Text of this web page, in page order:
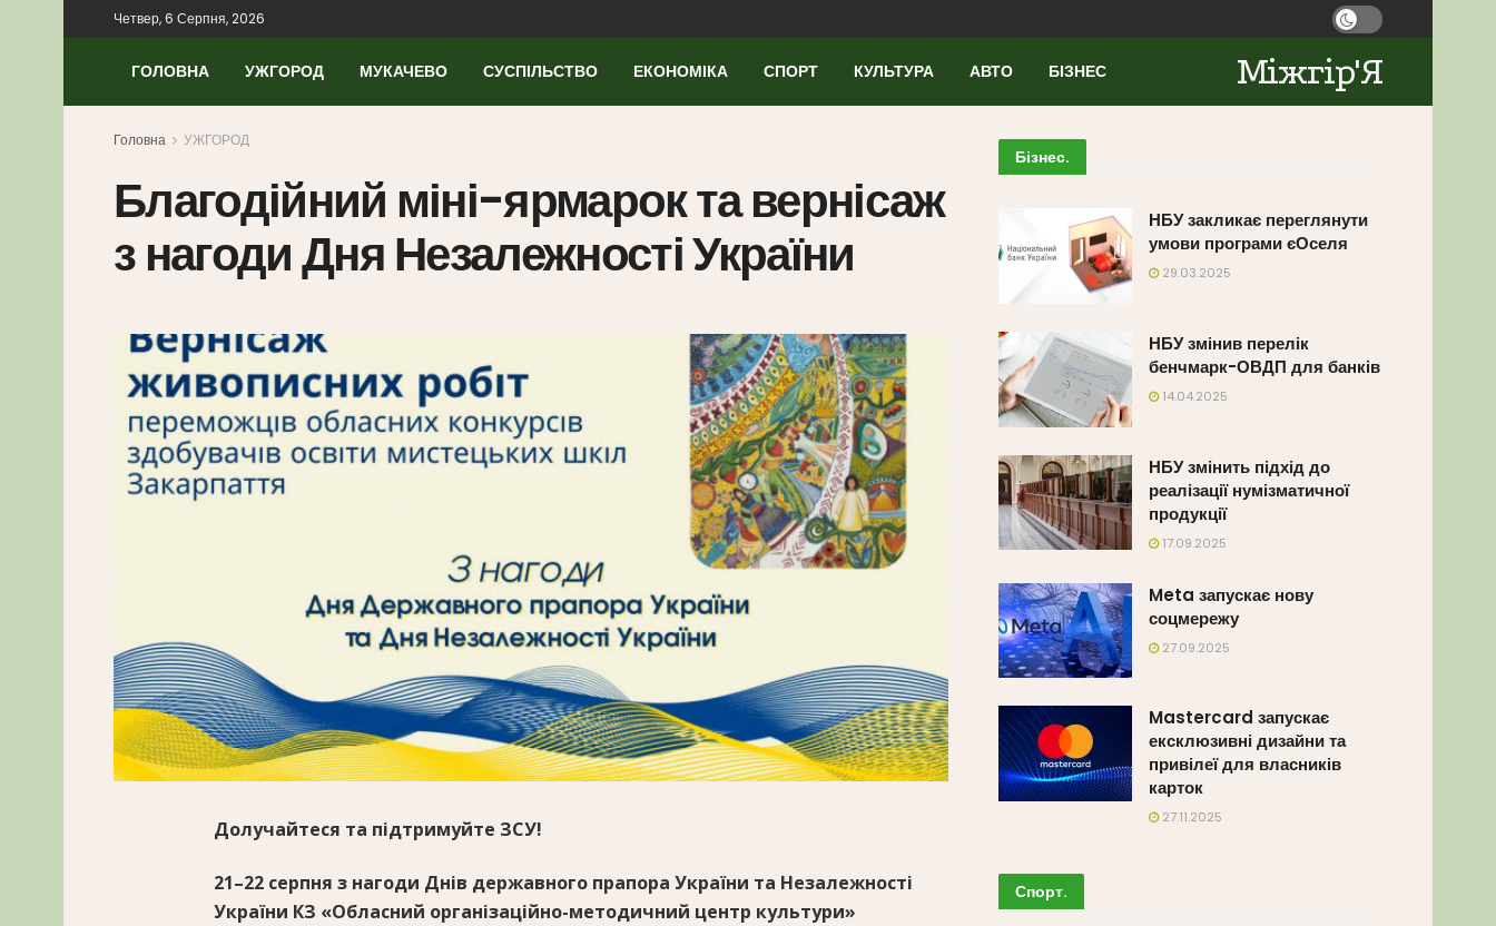
Четвер, 6 Серпня, 2026
ГОЛОВНА УЖГОРОД МУКАЧЕВО СУСПІЛЬСТВО ЕКОНОМІКА СПОРТ КУЛЬТУРА АВТО БІЗНЕС Міжгір'Я
Головна УЖГОРОД
Благодійний міні-ярмарок та вернісаж
з нагоди Дня Незалежності України
Долучайтеся та підтримуйте ЗСУ!
21–22 серпня з нагоди Днів державного прапора України та Незалежності
України КЗ «Обласний організаційно-методичний центр культури»
Бізнес.
НБУ закликає переглянути
умови програми єОселя
29.03.2025
НБУ змінив перелік
бенчмарк-ОВДП для банків
14.04.2025
НБУ змінить підхід до
реалізації нумізматичної
продукції
17.09.2025
Meta запускає нову
соцмережу
27.09.2025
Mastercard запускає
ексклюзивні дизайни та
привілеї для власників
карток
27.11.2025
Спорт.